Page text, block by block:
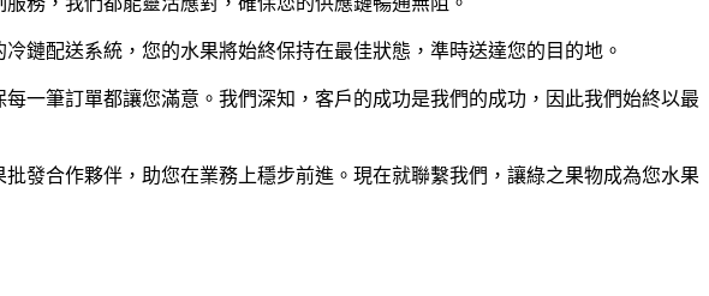
鏈配送系統，您的水果將始終保持在最佳狀態，準時送達您的目的地。
一筆訂單都讓您滿意。我們深知，客戶的成功是我們的成功，因此我們始終以最
發合作夥伴，助您在業務上穩步前進。現在就聯繫我們，讓綠之果物成為您水果